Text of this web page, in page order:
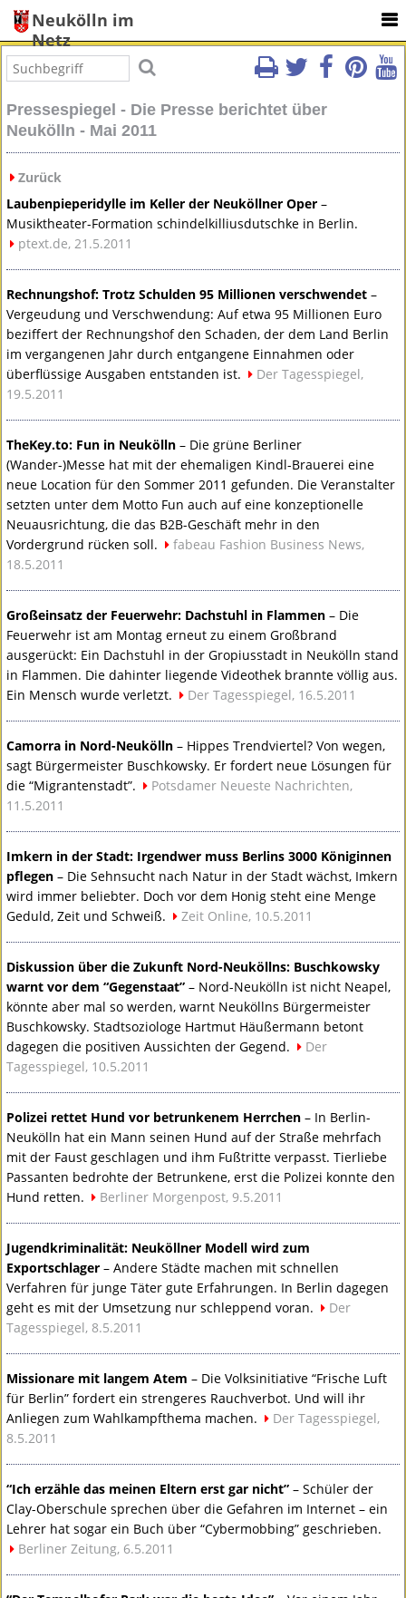
Neukölln im
Netz
Pressespiegel - Die Presse berichtet über
Neukölln - Mai 2011
Zurück
Laubenpieperidylle im Keller der Neuköllner Oper –
Musiktheater-Formation schindelkilliusdutschke in Berlin.
ptext.de, 21.5.2011
Rechnungshof: Trotz Schulden 95 Millionen verschwendet –
Vergeudung und Verschwendung: Auf etwa 95 Millionen Euro
beziffert der Rechnungshof den Schaden, der dem Land Berlin
im vergangenen Jahr durch entgangene Einnahmen oder
überflüssige Ausgaben entstanden ist.
Der Tagesspiegel,
19.5.2011
TheKey.to: Fun in Neukölln – Die grüne Berliner
(Wander-)Messe hat mit der ehemaligen Kindl-Brauerei eine
neue Location für den Sommer 2011 gefunden. Die Veranstalter
setzten unter dem Motto Fun auch auf eine konzeptionelle
Neuausrichtung, die das B2B-Geschäft mehr in den
Vordergrund rücken soll.
fabeau Fashion Business News,
18.5.2011
Großeinsatz der Feuerwehr: Dachstuhl in Flammen – Die
Feuerwehr ist am Montag erneut zu einem Großbrand
ausgerückt: Ein Dachstuhl in der Gropiusstadt in Neukölln stand
in Flammen. Die dahinter liegende Videothek brannte völlig aus.
Ein Mensch wurde verletzt.
Der Tagesspiegel, 16.5.2011
Camorra in Nord-Neukölln – Hippes Trendviertel? Von wegen,
sagt Bürgermeister Buschkowsky. Er fordert neue Lösungen für
die “Migrantenstadt”.
Potsdamer Neueste Nachrichten,
11.5.2011
Imkern in der Stadt: Irgendwer muss Berlins 3000 Königinnen
pflegen – Die Sehnsucht nach Natur in der Stadt wächst, Imkern
wird immer beliebter. Doch vor dem Honig steht eine Menge
Geduld, Zeit und Schweiß.
Zeit Online, 10.5.2011
Diskussion über die Zukunft Nord-Neuköllns: Buschkowsky
warnt vor dem “Gegenstaat” – Nord-Neukölln ist nicht Neapel,
könnte aber mal so werden, warnt Neuköllns Bürgermeister
Buschkowsky. Stadtsoziologe Hartmut Häußermann betont
dagegen die positiven Aussichten der Gegend.
Der
Tagesspiegel, 10.5.2011
Polizei rettet Hund vor betrunkenem Herrchen – In Berlin-
Neukölln hat ein Mann seinen Hund auf der Straße mehrfach
mit der Faust geschlagen und ihm Fußtritte verpasst. Tierliebe
Passanten bedrohte der Betrunkene, erst die Polizei konnte den
Hund retten.
Berliner Morgenpost, 9.5.2011
Jugendkriminalität: Neuköllner Modell wird zum
Exportschlager – Andere Städte machen mit schnellen
Verfahren für junge Täter gute Erfahrungen. In Berlin dagegen
geht es mit der Umsetzung nur schleppend voran.
Der
Tagesspiegel, 8.5.2011
Missionare mit langem Atem – Die Volksinitiative “Frische Luft
für Berlin” fordert ein strengeres Rauchverbot. Und will ihr
Anliegen zum Wahlkampfthema machen.
Der Tagesspiegel,
8.5.2011
“Ich erzähle das meinen Eltern erst gar nicht” – Schüler der
Clay-Oberschule sprechen über die Gefahren im Internet – ein
Lehrer hat sogar ein Buch über “Cybermobbing” geschrieben.
Berliner Zeitung, 6.5.2011